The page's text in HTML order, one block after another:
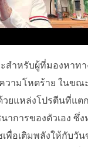
ำหรับผู้ที่มองหาท
วามโหดร้าย ในข
แหล่งโปรตีนที่แต
ารของตัวเอง ซึ่
อเติมพลังให้กับวั